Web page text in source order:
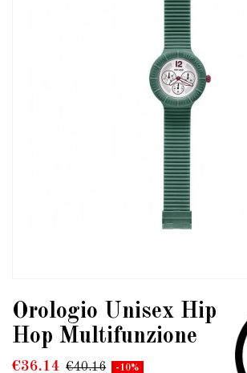
Orologio Unisex Hip
Hop Multifunzione
€36.14 €40.16 -10%